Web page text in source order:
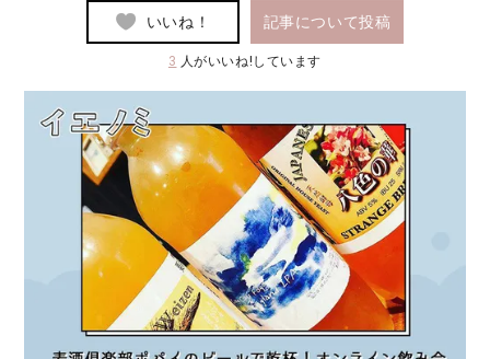
いいね！ 記事について投稿
3 人がいいね!しています